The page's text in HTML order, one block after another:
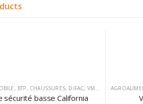
, BTP, CHAUSSURES, DIFAC, VM FOOTWEAR
sécurité basse California